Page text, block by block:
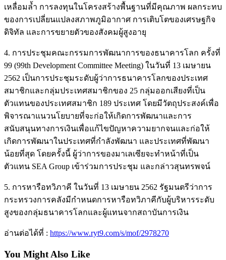
เหลื่อมล้ำ การลงทุนในโครงสร้างพื้นฐานที่มีคุณภาพ ผลกระทบ
ของการเปลี่ยนแปลงสภาพภูมิอากาศ การเติบโตของเศรษฐกิจ
ดิจิทัล และการขยายตัวของสังคมผู้สูงอายุ
4. การประชุมคณะกรรมการพัฒนาการของธนาคารโลก ครั้งที่
99 (99th Development Committee Meeting) ในวันที่ 13 เมษายน
2562 เป็นการประชุมระดับผู้ว่าการธนาคารโลกของประเทศ
สมาชิกและกลุ่มประเทศสมาชิกของ 25 กลุ่มออกเสียงที่เป็น
ตัวแทนของประเทศสมาชิก 189 ประเทศ โดยมีวัตถุประสงค์เพื่อ
พิจารณาแนวนโยบายที่จะก่อให้เกิดการพัฒนาและการ
สนับสนุนทางการเงินเพื่อแก้ไขปัญหาความยากจนและก่อให้
เกิดการพัฒนาในประเทศที่กำลังพัฒนา และประเทศที่พัฒนา
น้อยที่สุด โดยครั้งนี้ ผู้ว่าการของมาเลเซียจะทำหน้าที่เป็น
ตัวแทน SEA Group เข้าร่วมการประชุม และกล่าวสุนทรพจน์
5. การหารือทวิภาคี ในวันที่ 13 เมษายน 2562 รัฐมนตรีว่าการ
กระทรวงการคลังมีกำหนดการหารือทวิภาคีกับผู้บริหารระดับ
สูงของกลุ่มธนาคารโลกและผู้แทนจากสถาบันการเงิน
อ่านต่อได้ที่ : https://www.ryt9.com/s/mof/2978270
You Might Also Like